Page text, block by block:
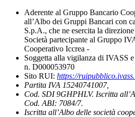
Aderente al Gruppo Bancario
all’Albo dei Gruppi Bancari con
S.p.A., che ne esercita la
Società partecipante al Gruppo
Cooperativo Iccrea -
Soggetta alla vigilanza di IVASS
n. D000053970
Sito RUI: https://
Partita IVA 15240741007,
Cod. SDI 9GHPHLV. Iscritta
Cod. ABI: 7084/7.
Iscritta all’Albo delle società